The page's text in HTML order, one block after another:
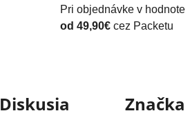
Pri objednávke v hodnote
od 49,90€ cez Packetu
Diskusia Značka